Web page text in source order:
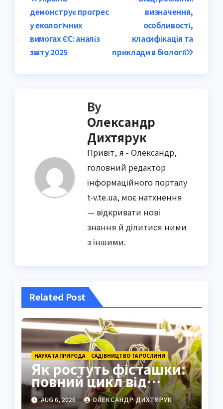
navigation
визначення,
особливості,
класифікація та
приклади в біології
демонструє прогрес
у екологічних
вимогах ЄС: аналіз
звіту 2025
By
Олександр
Дихтярук
Привіт, я - Олександр,
головний редактор
інформаційного порталу
t-v.te.ua, моє натхнення
— відкривати нові
знання й ділитися ними
з іншими.
Related Post
НАУКА ТА ПРИРОДА САДІВНИЦТВО ТА РОСЛИНИ
Як ростуть фісташки:
повний цикл від
насіння до стиглого
AUG 6, 2026 ОЛЕКСАНДР ДИХТЯРУК